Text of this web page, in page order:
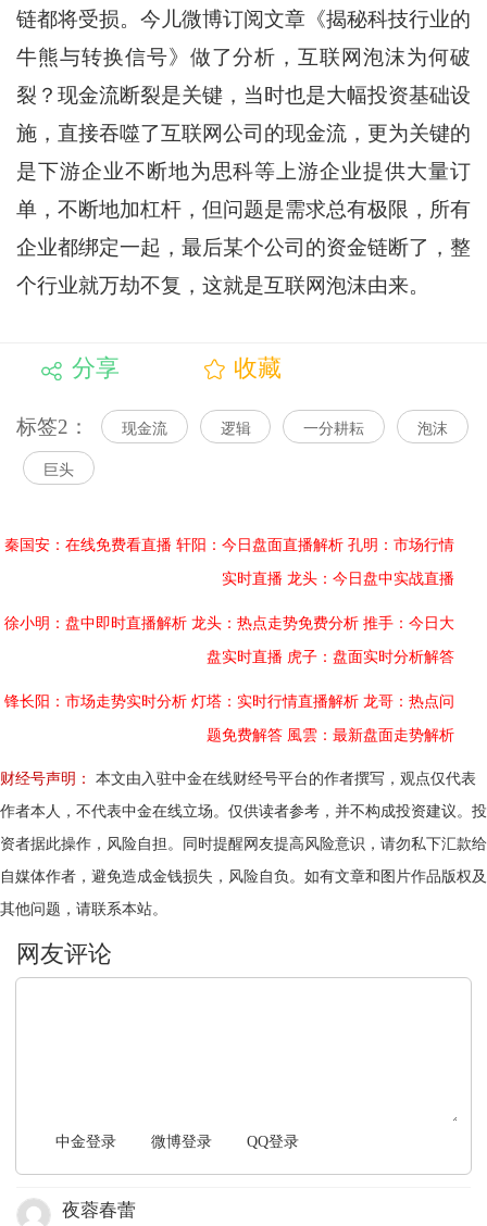
链都将受损。今儿微博订阅文章《揭秘科技行业的
牛熊与转换信号》做了分析，互联网泡沫为何破
裂？现金流断裂是关键，当时也是大幅投资基础设
施，直接吞噬了互联网公司的现金流，更为关键的
是下游企业不断地为思科等上游企业提供大量订
单，不断地加杠杆，但问题是需求总有极限，所有
企业都绑定一起，最后某个公司的资金链断了，整
个行业就万劫不复，这就是互联网泡沫由来。
分享 收藏
标签2： 现金流 逻辑 一分耕耘 泡沫
巨头
秦国安：在线免费看直播 轩阳：今日盘面直播解析 孔明：市场行情
实时直播 龙头：今日盘中实战直播
徐小明：盘中即时直播解析 龙头：热点走势免费分析 推手：今日大
盘实时直播 虎子：盘面实时分析解答
锋长阳：市场走势实时分析 灯塔：实时行情直播解析 龙哥：热点问
题免费解答 風雲：最新盘面走势解析
财经号声明：
本文由入驻中金在线财经号平台的作者撰写，观点仅代表
作者本人，不代表中金在线立场。仅供读者参考，并不构成投资建议。投
资者据此操作，风险自担。同时提醒网友提高风险意识，请勿私下汇款给
自媒体作者，避免造成金钱损失，风险自负。如有文章和图片作品版权及
其他问题，请联系本站。
中金登录 微博登录 QQ登录
夜蓉春蕾